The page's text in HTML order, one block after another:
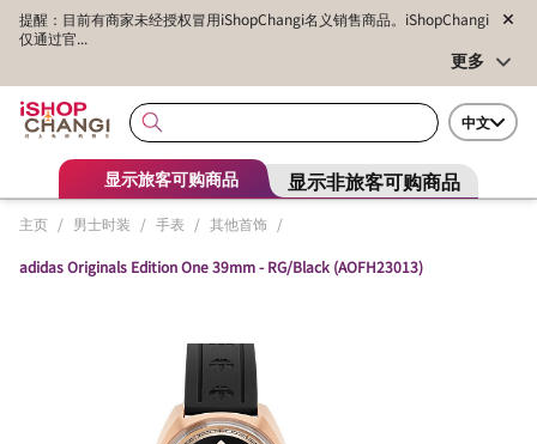
提醒：目前有商家未经授权冒用iShopChangi名义销售商品。iShopChangi
仅通过官...
更多
中文
显示旅客可购商品 显示非旅客可购商品
主页 / 男士时装 / 手表 / 其他首饰 /
adidas Originals Edition One 39mm - RG/Black (AOFH23013)